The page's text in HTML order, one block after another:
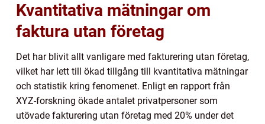
Kvantitativa mätningar om
faktura utan företag
Det har blivit allt vanligare med fakturering utan företag,
vilket har lett till ökad tillgång till kvantitativa mätningar
och statistik kring fenomenet. Enligt en rapport från
XYZ-forskning ökade antalet privatpersoner som
utövade fakturering utan företag med 20% under det